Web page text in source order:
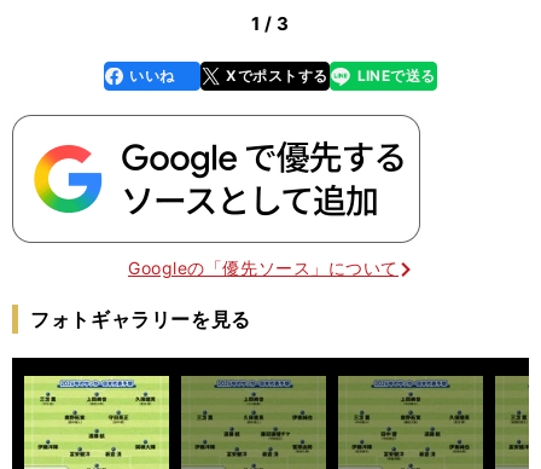
1 / 3
faceboo
k
いいね Xでポストする
line LINEで送る
Googleの「優先ソース」について
フォトギャラリーを見る